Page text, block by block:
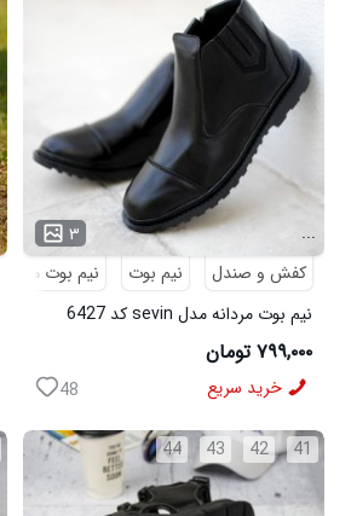
۳
...
کفش و صندل
نیم بوت
نیم بوت مردانه
نیم بوت مردانه مدل sevin کد 6427
۷۹۹,۰۰۰ تومان
خرید سریع 48
41
42
43
44